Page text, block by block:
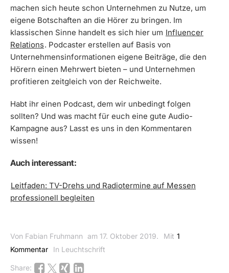
machen sich heute schon Unternehmen zu Nutze, um
eigene Botschaften an die Hörer zu bringen. Im
klassischen Sinne handelt es sich hier um Influencer
Relations. Podcaster erstellen auf Basis von
Unternehmensinformationen eigene Beiträge, die den
Hörern einen Mehrwert bieten – und Unternehmen
profitieren zeitgleich von der Reichweite.
Habt ihr einen Podcast, dem wir unbedingt folgen
sollten? Und was macht für euch eine gute Audio-
Kampagne aus? Lasst es uns in den Kommentaren
wissen!
Auch interessant:
Leitfaden: TV-Drehs und Radiotermine auf Messen
professionell begleiten
Von Fabian Fruhmann am 17. Oktober 2019. Mit 1
Kommentar
In Leuchtschrift
Share: